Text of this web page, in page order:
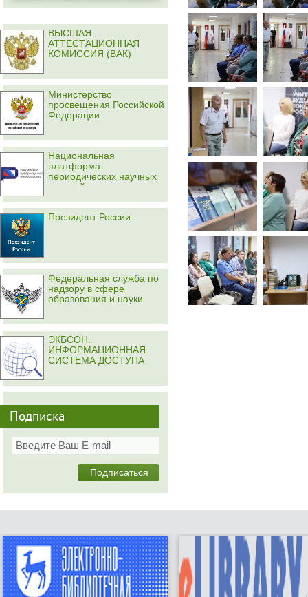
ВЫСШАЯ
АТТЕСТАЦИОННАЯ
КОМИССИЯ (ВАК)
Министерство
просвещения Российской
Федерации
Национальная
платформа
периодических научных
изданий
Президент России
Федеральная служба по
надзору в сфере
образования и науки
ЭКБСОН.
ИНФОРМАЦИОННАЯ
СИСТЕМА ДОСТУПА
Подписка